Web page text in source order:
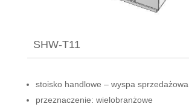
SHW-T11
stoisko handlowe – wyspa sprzedażowa
przeznaczenie: wielobranżowe